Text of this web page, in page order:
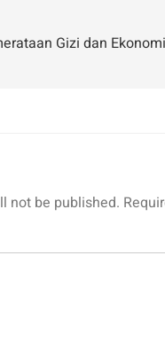
Gizi dan Ekonomi
not be published.